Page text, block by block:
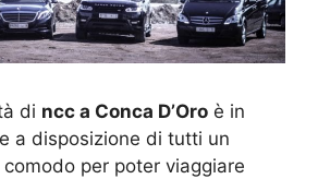
di ncc a Conca D’Oro è in
a disposizione di tutti un
per poter viaggiare